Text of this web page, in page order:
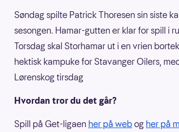
Søndag spilte Patrick Thoresen sin siste
sesongen. Hamar-gutten er klar for spill i
Torsdag skal Storhamar ut i en vrien
hektisk kampuke for Stavanger Oilers,
Lørenskog tirsdag
Hvordan tror du det går?
Spill på Get-ligaen her på webog her på